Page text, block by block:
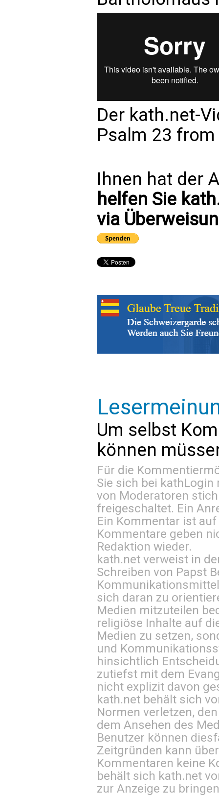
Der kath.net-
Psalm 23 from
Ihnen hat der
helfen Sie
via
Um selbst
können
Für die
Sie sich bei kathLogin
von Moderatoren
freigeschaltet. Ein
Ein Kommentar ist
Kommentare geben
Redaktion wieder.
kath.net verweist in
Schreiben von Papst
sich daran zu
Medien mitzuteilen
religiöse Inhalte auf
Medien zu setzen,
und
hinsichtlich
zutiefst mit dem
nicht explizit davon
kath.net behält sich
Normen verletzen,
dem Ansehen des
Benutzer können
Zeitgründen kann
Kommentaren keine
behält sich kath.net
zur Anzeige zu